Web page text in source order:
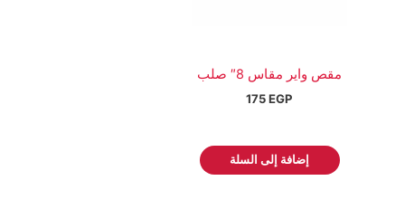
مقص واير مقاس 8″ صلب
175EGP
إضافة إلى السلة